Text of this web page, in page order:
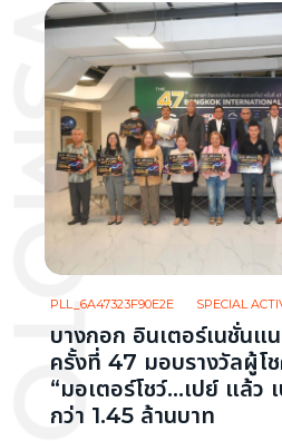
PLL_6A47323F90E2E SPECIAL
บางกอก อินเตอร์เนชั่นแ
ครั้งที่ 47 มอบรางวัลผู้โ
“มอเตอร์โชว์…เปย์ แล้ว
กว่า 1.45 ล้านบาท